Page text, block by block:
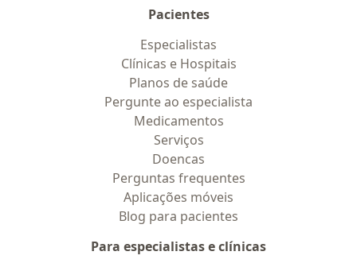
Pacientes
Especialistas
Clínicas e Hospitais
Planos de saúde
Pergunte ao especialista
Medicamentos
Serviços
Doencas
Perguntas frequentes
Aplicações móveis
Blog para pacientes
Para especialistas e clínicas